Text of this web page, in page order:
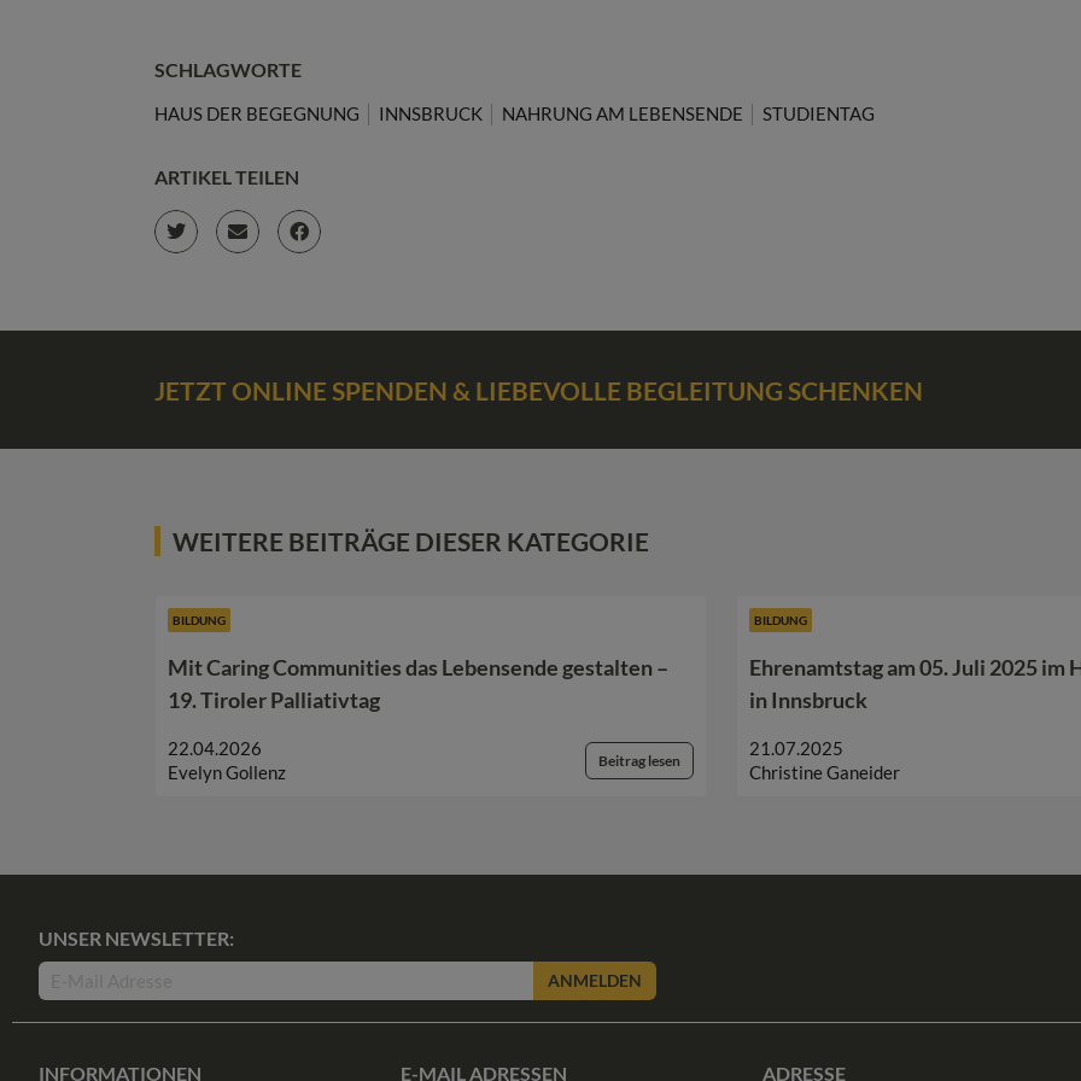
SCHLAGWORTE
HAUS DER BEGEGNUNG INNSBRUCK NAHRUNG AM LEBENSENDE STUDIENTAG
ARTIKEL TEILEN
JETZT ONLINE SPENDEN & LIEBEVOLLE BEGLEITUNG SCHENKEN
WEITERE BEITRÄGE DIESER KATEGORIE
BILDUNG
Mit Caring Communities das Lebensende gestalten –
19. Tiroler Palliativtag
22.04.2026
Evelyn Gollenz
Beitrag lesen
BILDUNG
Ehrenamtstag am 05. Juli 2025 im
in Innsbruck
21.07.2025
Christine Ganeider
UNSER NEWSLETTER:
ANMELDEN
INFORMATIONEN E-MAIL ADRESSEN ADRESSE